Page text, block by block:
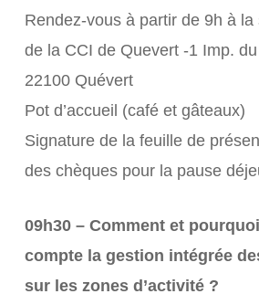
Rendez-vous à partir de 9h à
de la CCI de Quevert -1 Imp.
22100 Quévert
Pot d’accueil (café et gâteaux)
Signature de la feuille de
des chèques pour la pause
09h30 – Comment et
compte la gestion intégrée
sur les zones d’activité ?